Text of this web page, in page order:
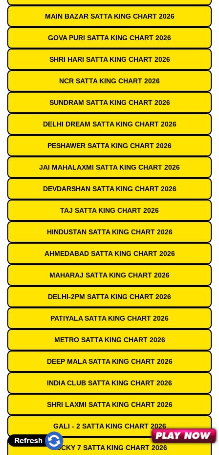
MAIN BAZAR SATTA KING CHART 2026
GOVA PURI SATTA KING CHART 2026
SHRI HARI SATTA KING CHART 2026
NCR SATTA KING CHART 2026
SUNDRAM SATTA KING CHART 2026
DELHI DREAM SATTA KING CHART 2026
PESHAWER SATTA KING CHART 2026
JAI MAHALAXMI SATTA KING CHART 2026
DEVDARSHAN SATTA KING CHART 2026
TAJ SATTA KING CHART 2026
HINDUSTAN SATTA KING CHART 2026
AHMEDABAD SATTA KING CHART 2026
MAHARAJ SATTA KING CHART 2026
DELHI-2PM SATTA KING CHART 2026
PATIYALA SATTA KING CHART 2026
METRO SATTA KING CHART 2026
DEEP MALA SATTA KING CHART 2026
INDIA CLUB SATTA KING CHART 2026
SHRI LAXMI SATTA KING CHART 2026
GALI - 2 SATTA KING CHART 2026
LUCKY 7 SATTA KING CHART 2026